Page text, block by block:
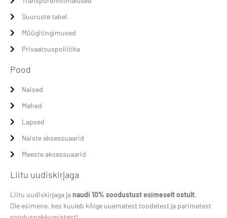
Suuruste tabel
Müügitingimused
Privaatsuspoliitika
Pood
Naised
Mehed
Lapsed
Naiste aksessuaarid
Meeste aksessuaarid
Liitu uudiskirjaga
Liitu uudiskirjaga janaudi 10% soodustust esimeselt ostult.
Ole esimene, kes kuuleb kõige uuematest toodetest ja parimatest